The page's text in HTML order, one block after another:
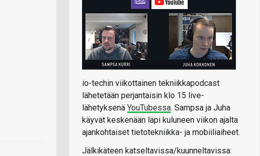
io-techin viikottainen tekniikkapodcast
lähetetään perjantaisin klo 15 live-
lähetyksenä YouTubessa. Sampsa ja Juha
käyvät keskenään läpi kuluneen viikon ajalta
ajankohtaiset tietotekniikka- ja mobiiliaiheet.
Jälkikäteen katseltavissa/kuunneltavissa: